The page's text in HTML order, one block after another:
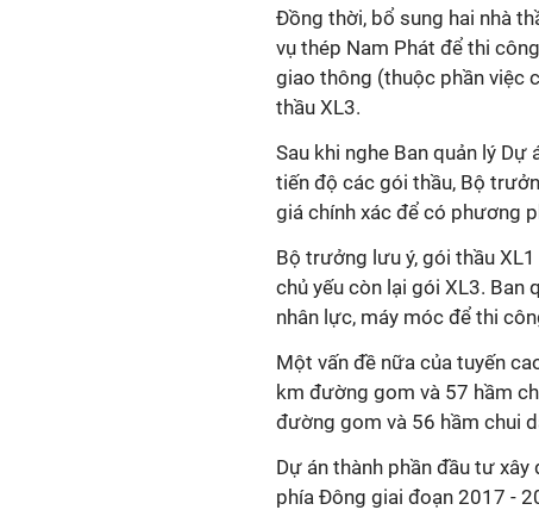
Đồng thời, bổ sung hai nhà
vụ thép Nam Phát để thi
giao thông (thuộc phần việc
thầu XL3.
Sau khi nghe Ban quản lý
tiến độ các gói thầu, Bộ
giá chính xác để có phương
Bộ trưởng lưu ý, gói thầu
chủ yếu còn lại gói XL3. Ban
nhân lực, máy móc để thi
Một vấn đề nữa của tuyến
km đường gom và 57 hầm
đường gom và 56 hầm chui
Dự án thành phần đầu tư
phía Đông giai đoạn 2017 -